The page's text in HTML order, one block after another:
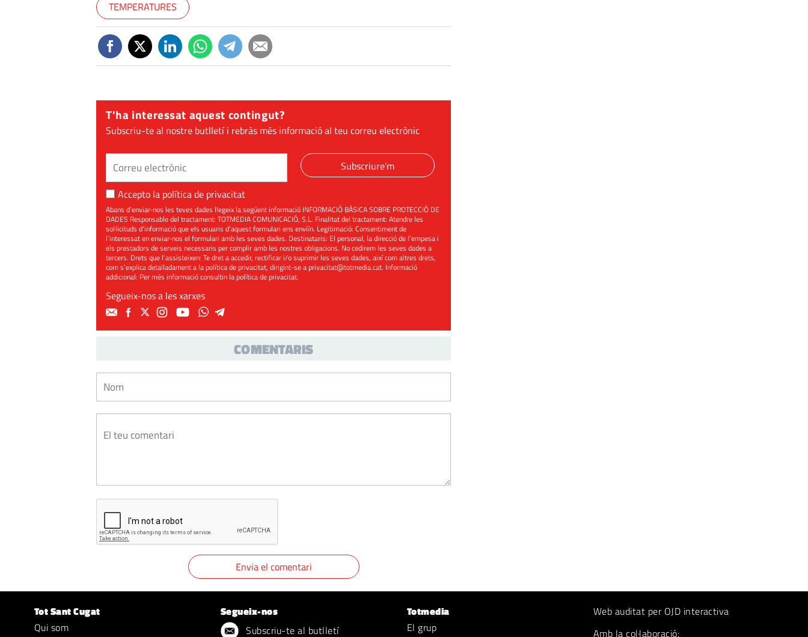
TEMPERATURES
T'ha interessat aquest contingut?
Subscriu-te al nostre butlletí i rebràs més informació al teu correu electrònic
Subscriure'm
Accepto la política de privacitat
Abans d’enviar-nos les teves dades llegeix la següent informació INFORMACIÓ BÀSICA SOBRE PROTECCIÓ DE
DADES Responsable del tractament: TOTMEDIA COMUNICACIÓ, S.L. Finalitat del tractament: Atendre les
sol·licituds d’informació que els usuaris d’aquest formulari ens enviïn. Legitimació: Consentiment de
l’interessat en enviar-nos el formulari amb les seves dades. Destinataris: El personal, la direcció de l’empesa i
els prestadors de serveis necessaris per complir amb les nostres obligacions. No cedirem les seves dades a
tercers. Drets que l’assisteixen: Te dret a accedir, rectificar i/o suprimir les seves dades, així com altres drets,
com s’explica detalladament a la política de privacitat, dirigint-se aprivacitat@totmedia.cat. Informació
addicional: Per més informació consultin lapolítica de privacitat.
Segueix-nos a les xarxes
COMENTARIS
Tot Sant Cugat
Qui som
Segueix-nos
Subscriu-te al butlletí
Totmedia
El grup
Web auditat per OJD interactiva
Amb la col·laboració: